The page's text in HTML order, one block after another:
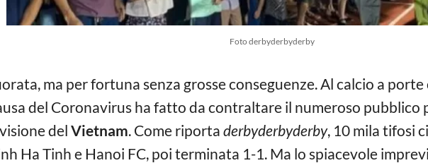
Foto derbyderbyderby
ma per fortuna senza grosse conseguenze. Al calcio a
del Coronavirus ha fatto da contraltare il numeroso pubblico
del Vietnam. Come riporta derbyderbyderby, 10 mila tifosi
Ha Tinh e Hanoi FC, poi terminata 1-1. Ma lo spiacevole